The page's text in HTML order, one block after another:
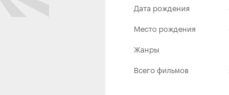
Дата рождения
Место рождения
Жанры
Всего фильмов